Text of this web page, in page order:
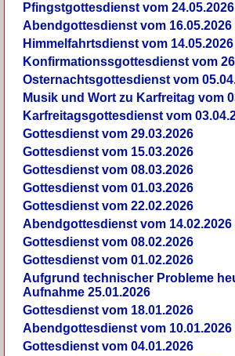
Pfingstgottesdienst vom 24.05.2026
Abendgottesdienst vom 16.05.2026
Himmelfahrtsdienst vom 14.05.2026
Konfirmationssgottesdienst vom
Osternachtsgottesdienst vom
Musik und Wort zu Karfreitag vom
Karfreitagsgottesdienst vom
Gottesdienst vom 29.03.2026
Gottesdienst vom 15.03.2026
Gottesdienst vom 08.03.2026
Gottesdienst vom 01.03.2026
Gottesdienst vom 22.02.2026
Abendgottesdienst vom 14.02.2026
Gottesdienst vom 08.02.2026
Gottesdienst vom 01.02.2026
Aufgrund technischer Probleme
Aufnahme 25.01.2026
Gottesdienst vom 18.01.2026
Abendgottesdienst vom 10.01.2026
Gottesdienst vom 04.01.2026